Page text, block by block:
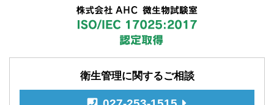
衛生管理に関するご相談